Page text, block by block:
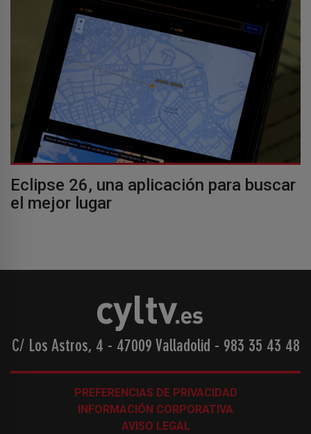
Eclipse 26, una aplicación para buscar
el mejor lugar
C/ Los Astros, 4 - 47009 Valladolid - 983 35 43 48
PREFERENCIAS DE PRIVACIDAD
INFORMACIÓN CORPORATIVA
AVISO LEGAL